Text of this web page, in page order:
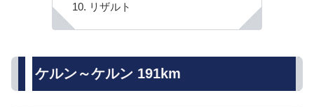
リザルト
ケルン～ケルン 191km